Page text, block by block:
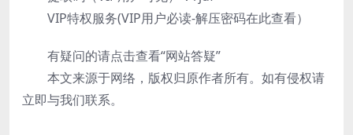
VIP特权服务(VIP用户必读-解压密码在此查看）
有疑问的请点击查看“网站答疑”
本文来源于网络，版权归原作者所有。如有侵权请
立即与我们联系。